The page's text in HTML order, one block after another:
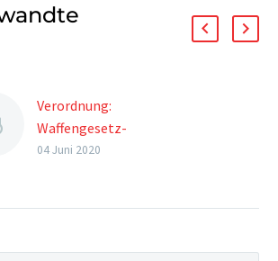
Verordnung:
Waffengesetz-
Durchführungsverordnung
04 Juni 2020